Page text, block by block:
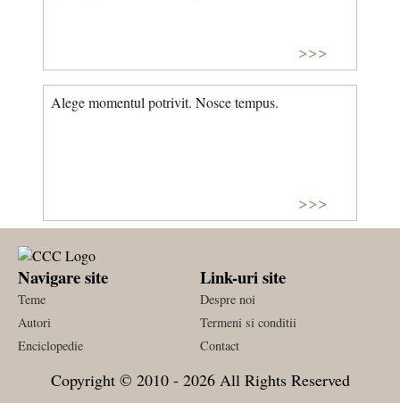
>>>
Alege momentul potrivit. Nosce tempus.
>>>
Navigare site
Teme
Autori
Enciclopedie
Link-uri site
Despre noi
Termeni si conditii
Contact
Copyright © 2010 - 2026 All Rights Reserved